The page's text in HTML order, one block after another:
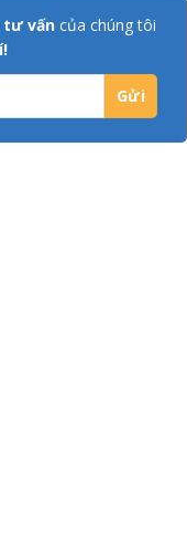
tư vấn của chúng tôi